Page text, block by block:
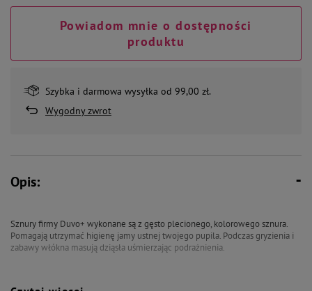
Powiadom mnie o dostępności
produktu
Szybka i darmowa wysyłka od 99,00 zł.
Wygodny zwrot
Opis:
Sznury firmy Duvo+ wykonane są z gęsto plecionego, kolorowego sznura.
Pomagają utrzymać higienę jamy ustnej twojego pupila. Podczas gryzienia i
zabawy włókna masują dziąsła uśmierzając podrażnienia.